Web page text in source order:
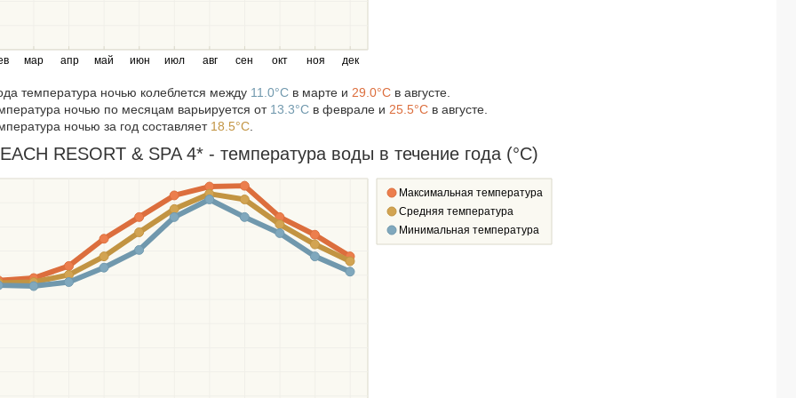
мар апр май июн июл авг сен окт ноя дек
температура ночью колеблется между 11.0°C в марте и 29.0°C в августе.
ночью по месяцам варьируется от 13.3°C в феврале и 25.5°C в августе.
ночью за год составляет 18.5°C
RESORT & SPA 4* - температура воды в течение года (°C)
Максимальная температура
Средняя температура
Минимальная температура